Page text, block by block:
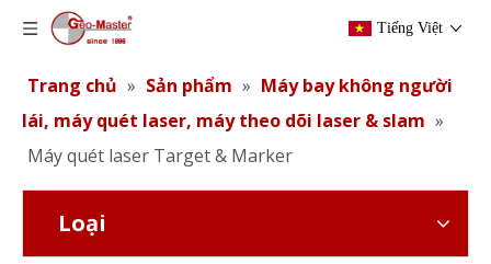
Tiếng Việt
Trang chủ » Sản phẩm » Máy bay không người
lái, máy quét laser, máy theo dõi laser & slam »
Máy quét laser Target & Marker
Loại